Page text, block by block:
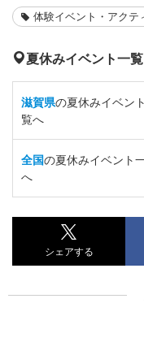
体験イベント・アクテ
夏休みイベント一
滋賀県の夏休みイベン
覧へ
全国の夏休みイベント
へ
シェアする